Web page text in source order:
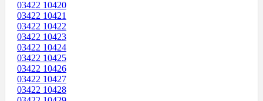
03422 10420
03422 10421
03422 10422
03422 10423
03422 10424
03422 10425
03422 10426
03422 10427
03422 10428